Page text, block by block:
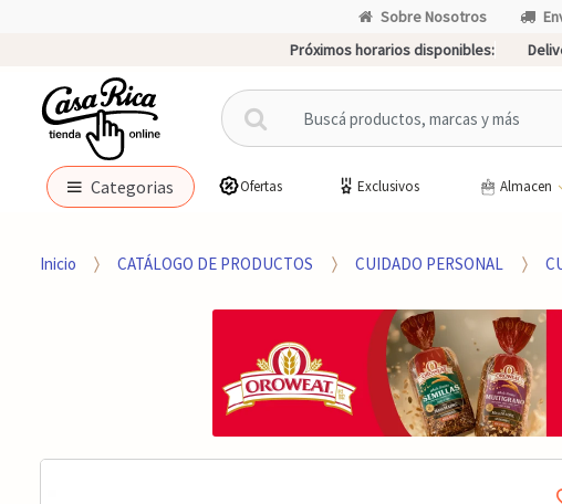
Sobre Nosotros
Próximos horarios disponibles:
B
u
c
p
r
Categorias Ofertas Exclusivos Almacen
Inicio CATÁLOGO DE PRODUCTOS CUIDADO PERSONAL